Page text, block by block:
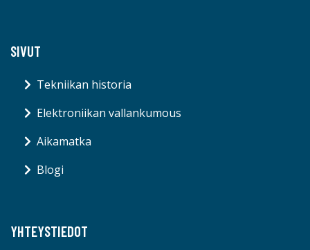
SIVUT
Tekniikan historia
Elektroniikan vallankumous
Aikamatka
Blogi
YHTEYSTIEDOT